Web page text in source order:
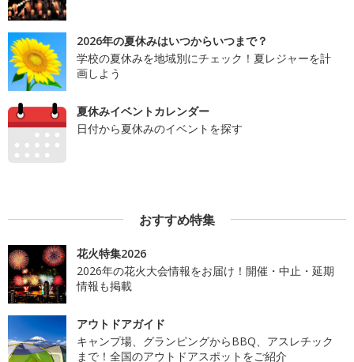
2026年の夏休みはいつからいつまで？
学校の夏休みを地域別にチェック！夏レジャーを計
画しよう
夏休みイベントカレンダー
日付から夏休みのイベントを探す
おすすめ特集
花火特集2026
2026年の花火大会情報をお届け！開催・中止・延期
情報も掲載
アウトドアガイド
キャンプ場、グランピングからBBQ、アスレチック
まで！全国のアウトドアスポットをご紹介